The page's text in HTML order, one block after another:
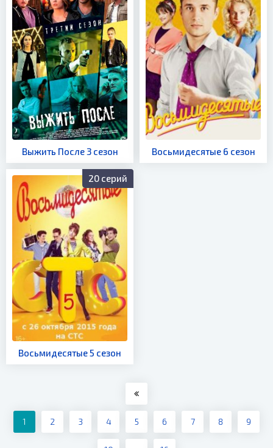
Выжить После 3 сезон Восьмидесятые 6 сезон
20 серий
Восьмидесятые 5 сезон
1 2 3 4 5 6 7 8 9